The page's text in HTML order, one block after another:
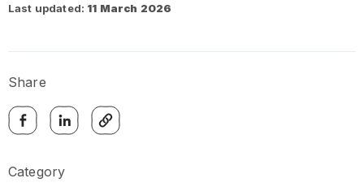
Last updated: 11 March 2026
Share
Category